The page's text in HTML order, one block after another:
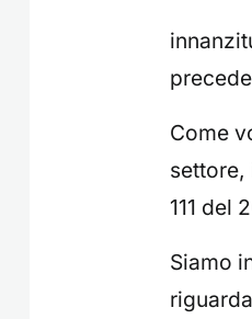
Come
settore,
111 del
Siamo